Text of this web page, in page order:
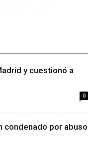
y cuestionó a
0
condenado por abuso